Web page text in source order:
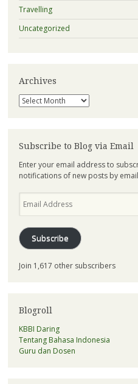
Travelling
Uncategorized
Archives
Archives
Subscribe to Blog via Email
Enter your email address to
notifications of new posts by
Address
Subscribe
Join 1,617 other subscribers
Blogroll
KBBI Daring
Tentang Bahasa Indonesia
Guru dan Dosen